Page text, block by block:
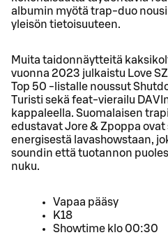
albumin myötä trap-duo
yleisön tietoisuuteen.
Muita taidonnäytteitä
vuonna 2023 julkaistu Love
Top 50 -listalle noussut
Turisti sekä feat-vierailu
kappaleella. Suomalaisen
edustavat Jore & Zpoppa
energisestä lavashowstaan,
soundin että tuotannon
nuku.
Vapaa pääsy
K18
Showtime klo 00:30